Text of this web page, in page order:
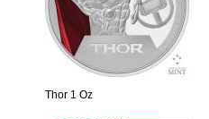
Thor 1 Oz